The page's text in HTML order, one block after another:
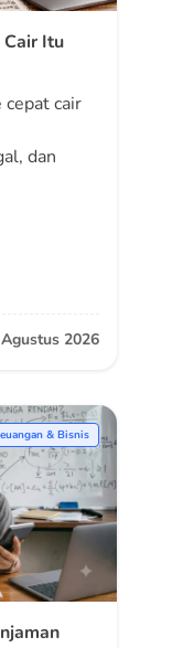
Cair Itu
cepat cair
dan
2026
& Bisnis